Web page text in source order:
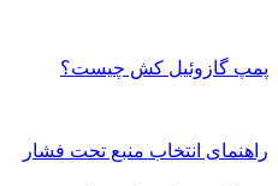
پمپ گازوئیل کش چیست؟
راهنمای انتخاب منبع تحت فشار